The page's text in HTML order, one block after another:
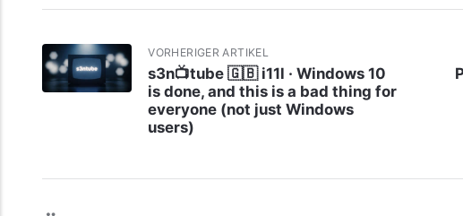
VORHERIGER ARTIKEL
s3n📺tube 🇬🇧 i11l · Windows 10
is done, and this is a bad thing for
everyone (not just Windows
users)